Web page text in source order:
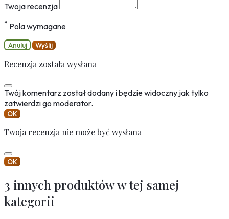
Twoja recenzja
* Pola wymagane
Anuluj Wyślij
Recenzja została wysłana
Twój komentarz został dodany i będzie widoczny jak tylko
zatwierdzi go moderator.
OK
Twoja recenzja nie może być wysłana
OK
3 innych produktów w tej samej
kategorii